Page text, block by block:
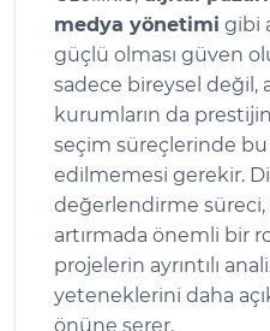
medya yönetimi gibi
güçlü olması güven
sadece bireysel değil,
kurumların da
seçim süreçlerinde bu
edilmemesi gerekir.
değerlendirme süreci,
artırmada önemli bir
projelerin ayrıntılı
yeteneklerini daha
önüne serer.